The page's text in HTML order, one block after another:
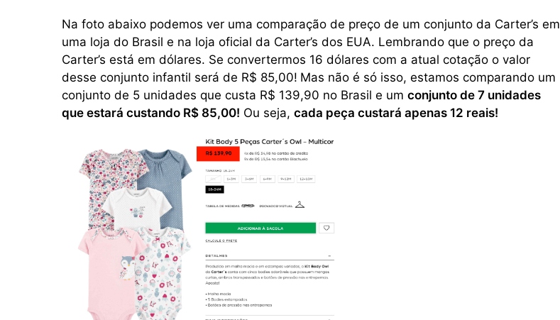
Na foto abaixo podemos ver uma comparação de preço de um conjunto da Carter’s em
uma loja do Brasil e na loja oficial da Carter’s dos EUA. Lembrando que o preço da
Carter’s está em dólares. Se convertermos 16 dólares com a atual cotação o valor
desse conjunto infantil será de R$ 85,00! Mas não é só isso, estamos comparando um
conjunto de 5 unidades que custa R$ 139,90 no Brasil e um conjunto de 7 unidades
que estará custando R$ 85,00! Ou seja, cada peça custará apenas 12 reais!